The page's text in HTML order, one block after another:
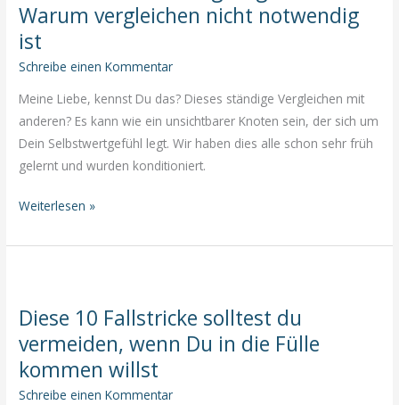
Warum vergleichen nicht notwendig
ist
Schreibe einen Kommentar
Meine Liebe, kennst Du das? Dieses ständige Vergleichen mit
anderen? Es kann wie ein unsichtbarer Knoten sein, der sich um
Dein Selbstwertgefühl legt. Wir haben dies alle schon sehr früh
gelernt und wurden konditioniert.
Entdecke
Einzigartigkeit:
nicht
notwendig
ist
Weiterlesen »
Diese 10 Fallstricke solltest du
vermeiden, wenn Du in die Fülle
kommen willst
Schreibe einen Kommentar